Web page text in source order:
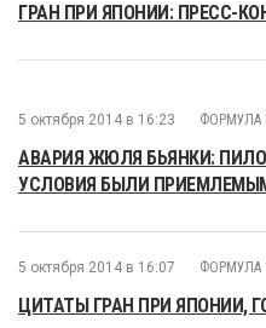
ГРАН ПРИ ЯПОНИИ: ПРЕСС-
5 октября 2014 в 16:23 ФОРМУЛА
АВАРИЯ ЖЮЛЯ БЬЯНКИ:
УСЛОВИЯ БЫЛИ
5 октября 2014 в 16:07 ФОРМУЛА
ЦИТАТЫ ГРАН ПРИ ЯПОНИИ,